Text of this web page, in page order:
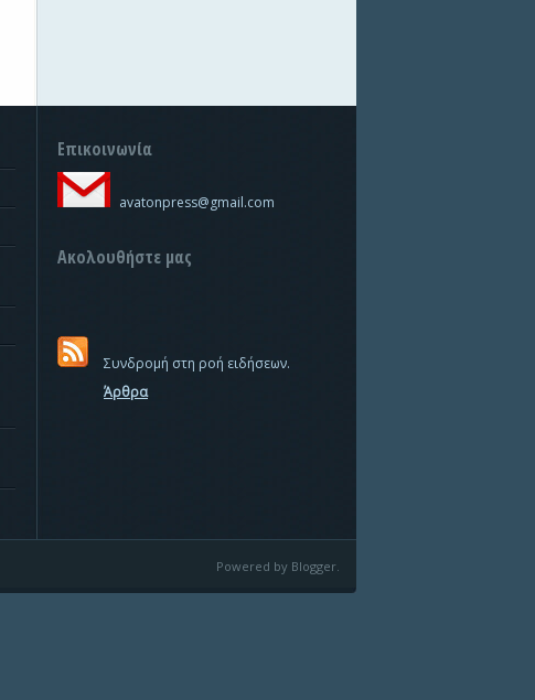
Επικοινωνία
avatonpress@gmail.com
Ακολουθήστε μας
Συνδρομή στη ροή ειδήσεων.
Άρθρα
Powered by Blogger.